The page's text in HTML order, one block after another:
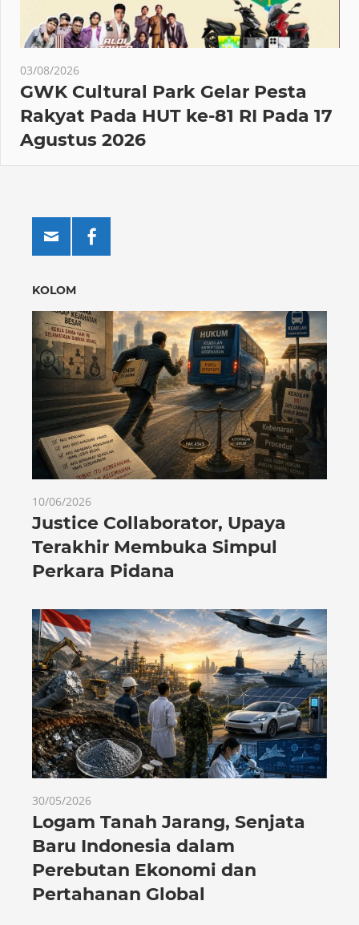
03/08/2026
GWK Cultural Park Gelar Pesta
Rakyat Pada HUT ke-81 RI Pada 17
Agustus 2026
KOLOM
10/06/2026
Justice Collaborator, Upaya
Terakhir Membuka Simpul
Perkara Pidana
30/05/2026
Logam Tanah Jarang, Senjata
Baru Indonesia dalam
Perebutan Ekonomi dan
Pertahanan Global